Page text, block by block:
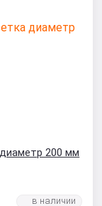
200 мм